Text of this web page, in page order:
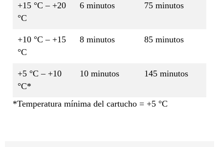
+15 °C – +20
°C
6 minutos 75 minutos
+10 °C – +15
°C
8 minutos 85 minutos
+5 °C – +10
°C*
10 minutos 145 minutos
*Temperatura mínima del cartucho = +5 °C